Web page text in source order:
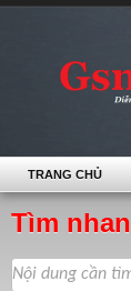
Tìm
TRANG CHỦ